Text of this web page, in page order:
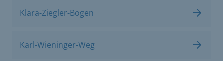
Klara-Ziegler-Bogen
Karl-Wieninger-Weg